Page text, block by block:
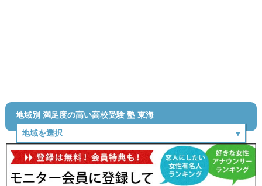
地域別 満足度の高い高校受験 塾 東海